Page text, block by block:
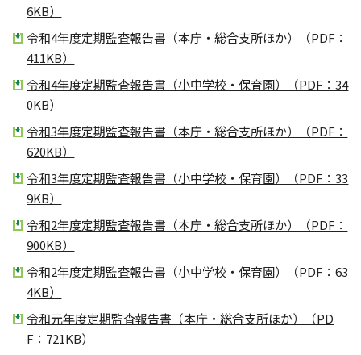
6KB）
令和4年度定期監査報告書（本庁・総合支所ほか）（PDF：
411KB）
令和4年度定期監査報告書（小中学校・保育園）（PDF：34
0KB）
令和3年度定期監査報告書（本庁・総合支所ほか）（PDF：
620KB）
令和3年度定期監査報告書（小中学校・保育園）（PDF：33
9KB）
令和2年度定期監査報告書（本庁・総合支所ほか）（PDF：
900KB）
令和2年度定期監査報告書（小中学校・保育園）（PDF：63
4KB）
令和元年度定期監査報告書（本庁・総合支所ほか）（PD
F：721KB）